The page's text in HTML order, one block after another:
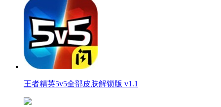
王者精英5v5全部皮肤解锁版 v1.1